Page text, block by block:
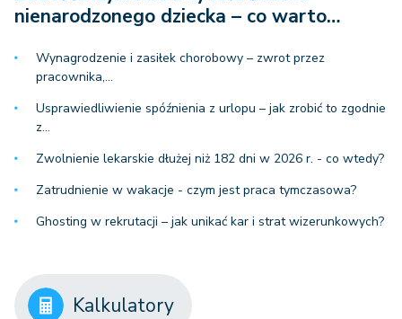
nienarodzonego dziecka – co warto…
Wynagrodzenie i zasiłek chorobowy – zwrot przez
pracownika,…
Usprawiedliwienie spóźnienia z urlopu – jak zrobić to zgodnie
z…
Zwolnienie lekarskie dłużej niż 182 dni w 2026 r. - co wtedy?
Zatrudnienie w wakacje - czym jest praca tymczasowa?
Ghosting w rekrutacji – jak unikać kar i strat wizerunkowych?
Kalkulatory